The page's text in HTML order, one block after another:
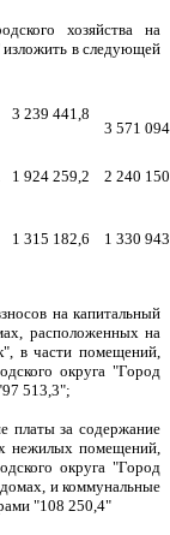
хозяйства на
изложить в следующей
3 239 441,8
3 571
1 924 259,2 2 240
1 315 182,6 1 330
на капитальный
расположенных на
в части помещений,
округа "Город
513,3";
платы за содержание
нежилых помещений,
округа "Город
и коммунальные
"108 250,4"